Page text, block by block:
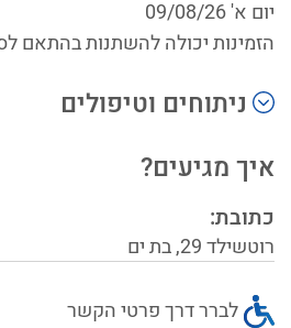
יום א' 09/08/26
הזמינות יכולה להשתנות בהתאם
ניתוחים וטיפולים
איך מגיעים?
כתובת:
רוטשילד29
,בת ים
לברר דרך פרטי הקשר